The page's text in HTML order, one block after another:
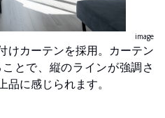
image
けカーテンを採用。カーテン
とで、縦のラインが強調さ
に感じられます。